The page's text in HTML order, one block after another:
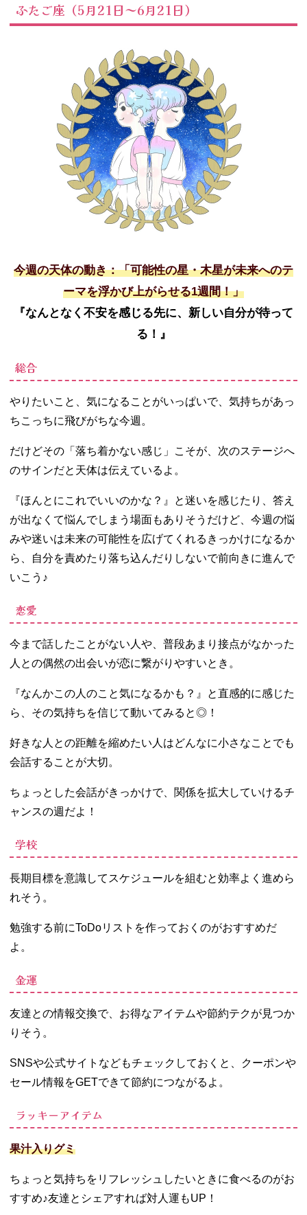
ふたご座（5月21日～6月21日）
今週の天体の動き：「可能性の星・木星が未来へのテ
ーマを浮かび上がらせる1週間！」
『なんとなく不安を感じる先に、新しい自分が待って
る！』
総合
やりたいこと、気になることがいっぱいで、気持ちがあっ
ちこっちに飛びがちな今週。
だけどその「落ち着かない感じ」こそが、次のステージへ
のサインだと天体は伝えているよ。
『ほんとにこれでいいのかな？』と迷いを感じたり、答え
が出なくて悩んでしまう場面もありそうだけど、今週の悩
みや迷いは未来の可能性を広げてくれるきっかけになるか
ら、自分を責めたり落ち込んだりしないで前向きに進んで
いこう♪
恋愛
今まで話したことがない人や、普段あまり接点がなかった
人との偶然の出会いが恋に繋がりやすいとき。
『なんかこの人のこと気になるかも？』と直感的に感じた
ら、その気持ちを信じて動いてみると◎！
好きな人との距離を縮めたい人はどんなに小さなことでも
会話することが大切。
ちょっとした会話がきっかけで、関係を拡大していけるチ
ャンスの週だよ！
学校
長期目標を意識してスケジュールを組むと効率よく進めら
れそう。
勉強する前にToDoリストを作っておくのがおすすめだ
よ。
金運
友達との情報交換で、お得なアイテムや節約テクが見つか
りそう。
SNSや公式サイトなどもチェックしておくと、クーポンや
セール情報をGETできて節約につながるよ。
ラッキーアイテム
果汁入りグミ
ちょっと気持ちをリフレッシュしたいときに食べるのがお
すすめ♪友達とシェアすれば対人運もUP！